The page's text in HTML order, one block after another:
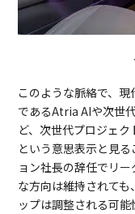
このような脈絡で、
であるAtria AIや次世
ど、次世代プロジェ
という意思表示と見
ョン社長の辞任でリ
な方向は維持されて
ップは調整される可能